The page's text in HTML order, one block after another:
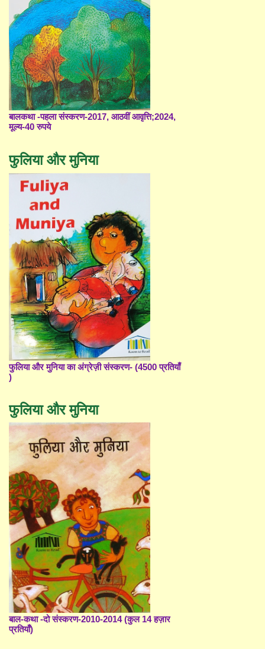
बालकथा -पहला संस्करण-2017, आठवीं आवृत्ति;2024,
मूल्य-40 रुपये
फुलिया और मुनिया
फुलिया और मुनिया का अंग्रेज़ी संस्करण- (4500 प्रतियाँ
)
फुलिया और मुनिया
बाल-कथा -दो संस्करण-2010-2014 (कुल 14 हज़ार
प्रतियाँ)